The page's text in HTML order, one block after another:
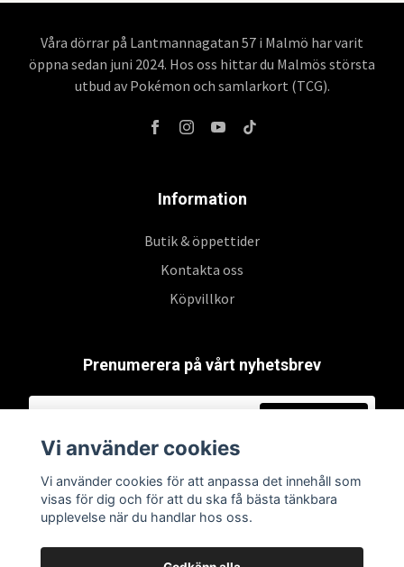
Våra dörrar på Lantmannagatan 57 i Malmö har varit
öppna sedan juni 2024. Hos oss hittar du Malmös största
utbud av Pokémon och samlarkort (TCG).
Information
Butik & öppettider
Kontakta oss
Köpvillkor
Prenumerera på vårt nyhetsbrev
Vi använder cookies
Vi använder cookies för att anpassa det innehåll som
visas för dig och för att du ska få bästa tänkbara
upplevelse när du handlar hos oss.